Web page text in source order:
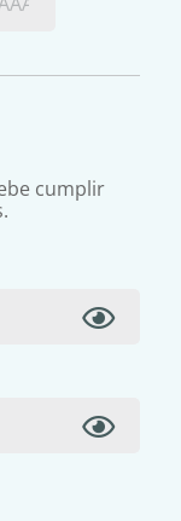
cumplir